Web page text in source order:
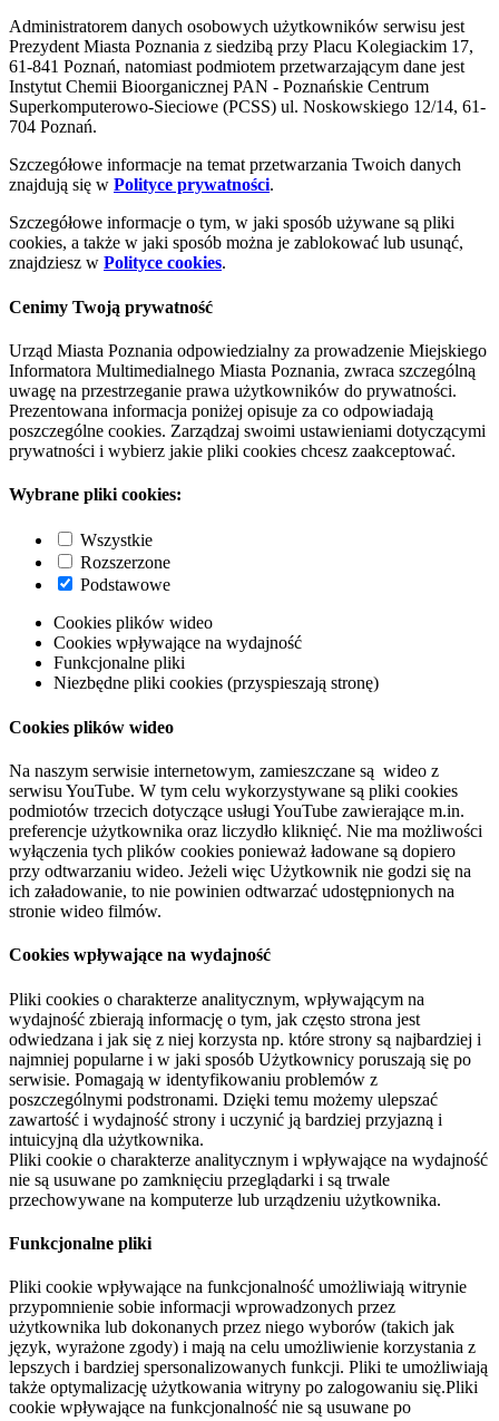
Administratorem danych osobowych użytkowników serwisu jest
Prezydent Miasta Poznania z siedzibą przy Placu Kolegiackim 17,
61-841 Poznań, natomiast podmiotem przetwarzającym dane jest
Instytut Chemii Bioorganicznej PAN - Poznańskie Centrum
Superkomputerowo-Sieciowe (PCSS) ul. Noskowskiego 12/14, 61-
704 Poznań.
Szczegółowe informacje na temat przetwarzania Twoich danych
znajdują się w Polityce prywatności.
Szczegółowe informacje o tym, w jaki sposób używane są pliki
cookies, a także w jaki sposób można je zablokować lub usunąć,
znajdziesz w Polityce cookies.
Cenimy Twoją prywatność
Urząd Miasta Poznania odpowiedzialny za prowadzenie Miejskiego
Informatora Multimedialnego Miasta Poznania, zwraca szczególną
uwagę na przestrzeganie prawa użytkowników do prywatności.
Prezentowana informacja poniżej opisuje za co odpowiadają
poszczególne cookies. Zarządzaj swoimi ustawieniami dotyczącymi
prywatności i wybierz jakie pliki cookies chcesz zaakceptować.
Wybrane pliki cookies:
Wszystkie
Rozszerzone
Podstawowe
Cookies plików wideo
Cookies wpływające na wydajność
Funkcjonalne pliki
Niezbędne pliki cookies (przyspieszają stronę)
Cookies plików wideo
Na naszym serwisie internetowym, zamieszczane są wideo z
serwisu YouTube. W tym celu wykorzystywane są pliki cookies
podmiotów trzecich dotyczące usługi YouTube zawierające m.in.
preferencje użytkownika oraz liczydło kliknięć. Nie ma możliwości
wyłączenia tych plików cookies ponieważ ładowane są dopiero
przy odtwarzaniu wideo. Jeżeli więc Użytkownik nie godzi się na
ich załadowanie, to nie powinien odtwarzać udostępnionych na
stronie wideo filmów.
Cookies wpływające na wydajność
Pliki cookies o charakterze analitycznym, wpływającym na
wydajność zbierają informację o tym, jak często strona jest
odwiedzana i jak się z niej korzysta np. które strony są najbardziej i
najmniej popularne i w jaki sposób Użytkownicy poruszają się po
serwisie. Pomagają w identyfikowaniu problemów z
poszczególnymi podstronami. Dzięki temu możemy ulepszać
zawartość i wydajność strony i uczynić ją bardziej przyjazną i
intuicyjną dla użytkownika.
Pliki cookie o charakterze analitycznym i wpływające na wydajność
nie są usuwane po zamknięciu przeglądarki i są trwale
przechowywane na komputerze lub urządzeniu użytkownika.
Funkcjonalne pliki
Pliki cookie wpływające na funkcjonalność umożliwiają witrynie
przypomnienie sobie informacji wprowadzonych przez
użytkownika lub dokonanych przez niego wyborów (takich jak
język, wyrażone zgody) i mają na celu umożliwienie korzystania z
lepszych i bardziej spersonalizowanych funkcji. Pliki te umożliwiają
także optymalizację użytkowania witryny po zalogowaniu się.Pliki
cookie wpływające na funkcjonalność nie są usuwane po